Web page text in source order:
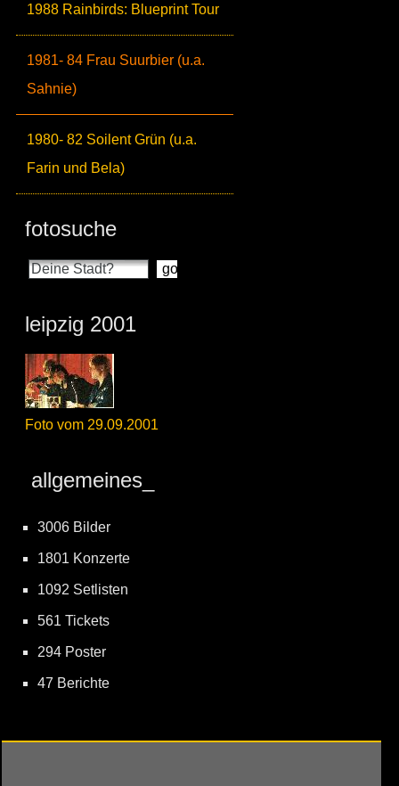
1988 Rainbirds: Blueprint Tour
1981- 84 Frau Suurbier (u.a.
Sahnie)
1980- 82 Soilent Grün (u.a.
Farin und Bela)
fotosuche
leipzig 2001
Foto vom 29.09.2001
allgemeines_
3006 Bilder
1801 Konzerte
1092 Setlisten
561 Tickets
294 Poster
47 Berichte